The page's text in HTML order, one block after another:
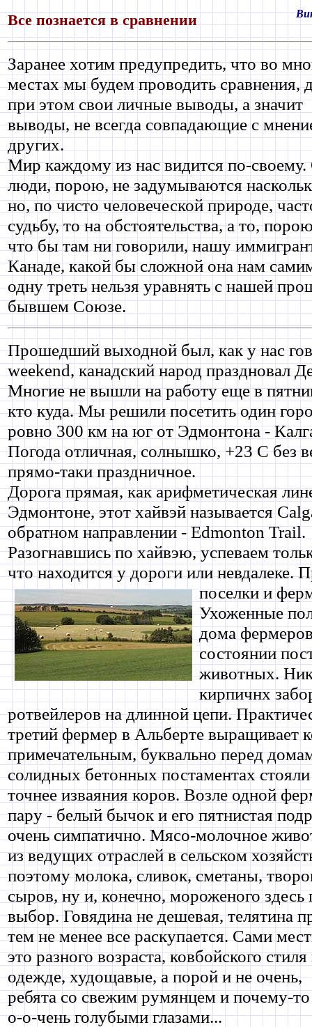
Все познается в сравнении
Заранее хотим предупредить, что во
местах мы будем проводить сравнения,
при этом свои личные выводы, а значит
выводы, не всегда совпадающие с
других.
Мир каждому из нас видится по-
люди, порою, не задумываются
но, по чисто человеческой природе,
судьбу, то на обстоятельства, а то,
что бы там ни говорили, нашу
Канаде, какой бы сложной она нам
одну треть нельзя уравнять с нашей
бывшем Союзе.
Прошедший выходной был, как у нас
weekend, канадский народ праздновал
Многие не вышли на работу еще в
кто куда. Мы решили посетить один
ровно 300 км на юг от Эдмонтона -
Погода отличная, солнышко, +23 С без
прямо-таки праздничное.
Дорога прямая, как арифметическая
Эдмонтоне, этот хайвэй называется
обратном направлении - Edmonton Trail.
Разогнавшись по хайвэю, успеваем
что находится у дороги или невдалеке.
поселки и
Ухоженные
дома
состоянии
животных.
кирпичнх
ротвейлеров на длинной цепи.
третий фермер в Альберте выращивает
примечательным, буквально перед
солидных бетонных постаментах
точнее изваяния коров. Возле одной
пару - белый бычок и его пятнистая
очень симпатично. Мясо-молочное
из ведущих отраслей в сельском
поэтому молока, сливок, сметаны,
сыров, ну и, конечно, мороженого
выбор. Говядина не дешевая, телятина
тем не менее все раскупается. Сами
это разного возраста, ковбойского стиля
одежде, худощавые, а порой и не очень,
ребята со свежим румянцем и почему-
о-о-чень голубыми глазами...